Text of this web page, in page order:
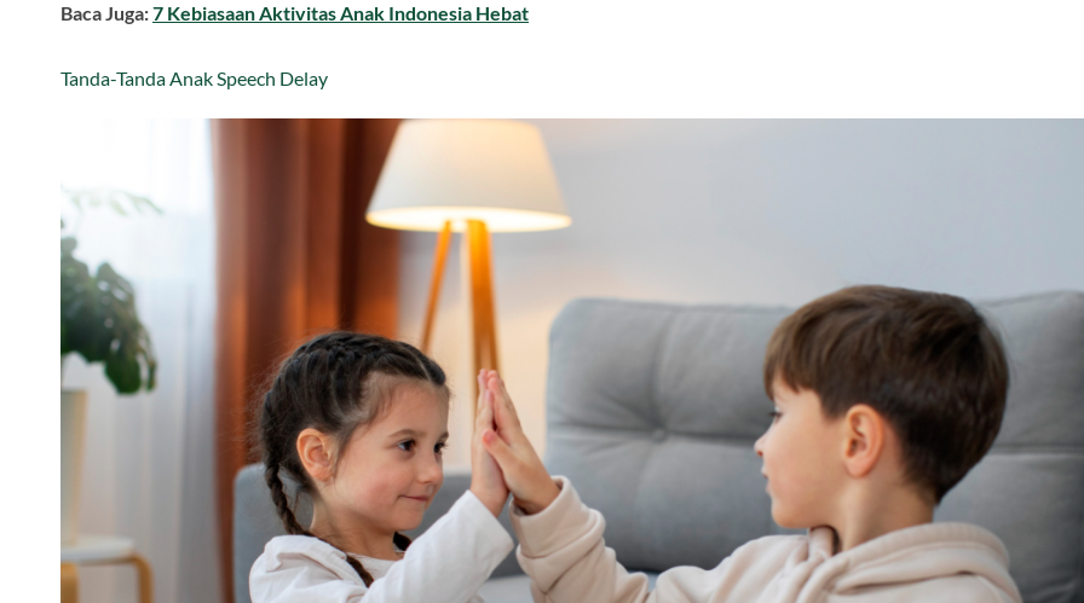
Baca Juga:7 Kebiasaan Aktivitas Anak Indonesia Hebat
Tanda-Tanda Anak Speech Delay